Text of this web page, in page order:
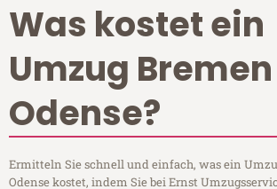
Was kostet ein
Umzug Bremen
Odense?
Ermitteln Sie schnell und einfach, was ein
Odense kostet, indem Sie bei Ernst